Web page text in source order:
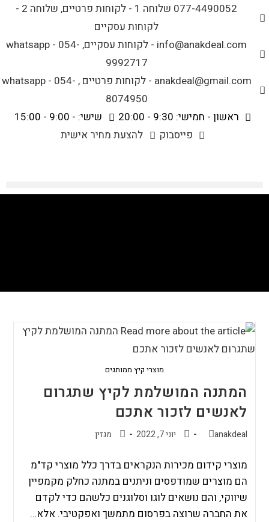
077-4490052 שלוחה 1 - לקוחות פרטיים, שלוחה 2 -
לקוחות עסקיים
info@anakdeal.com - לקוחות עסקיים, whatsapp - 054-
9992717
anakdeal@gmail.com - לקוחות פרטיים , whatsapp - 054-
8074950
ראשון - חמישי: 9:30 - 20:00
שישי: - 9:00 - 15:00
פייסבוק
להצעת מחיר אישית
מוצרי קיץ ממותגים
המתנה המושלמת לקיץ שתגרום
לאנשים לזכור אתכם
anakdeal יוני 7, 2022 מגזין
מוצרי קידום מכירות הנקראים בדרך כלל מוצרי קד"מ
הם מוצרים שמודפסים וניתנים במתנה כחלק מקמפיין
שיווקי, והם נושאים לוגו וסלוגנים כלשהם כדי לקדם
את החברה שרוצה בפרסום מתמשך ואפקטיבי. אלא…